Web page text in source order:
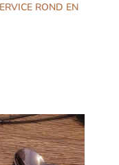
ROND EN